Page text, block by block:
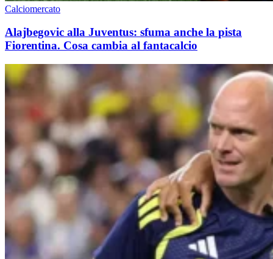
Calciomercato
Alajbegovic alla Juventus: sfuma anche la pista
Fiorentina. Cosa cambia al fantacalcio